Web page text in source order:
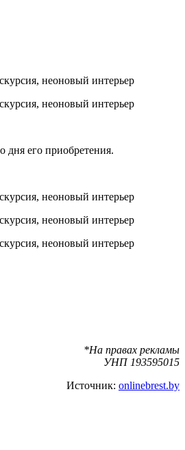
дня его приобретения.
*На правах рекламы
УНП 193595015
Источник: onlinebrest.by